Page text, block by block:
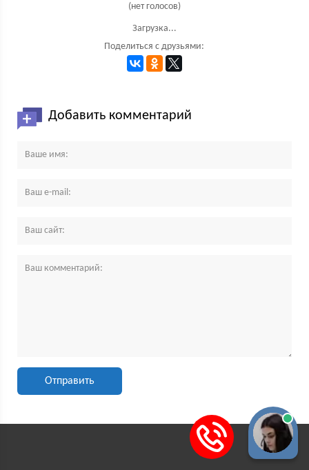
(нет голосов)
Загрузка...
Поделиться с друзьями:
Добавить комментарий